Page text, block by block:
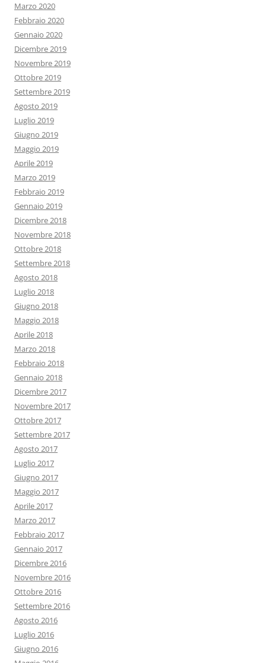
Marzo 2020
Febbraio 2020
Gennaio 2020
Dicembre 2019
Novembre 2019
Ottobre 2019
Settembre 2019
Agosto 2019
Luglio 2019
Giugno 2019
Maggio 2019
Aprile 2019
Marzo 2019
Febbraio 2019
Gennaio 2019
Dicembre 2018
Novembre 2018
Ottobre 2018
Settembre 2018
Agosto 2018
Luglio 2018
Giugno 2018
Maggio 2018
Aprile 2018
Marzo 2018
Febbraio 2018
Gennaio 2018
Dicembre 2017
Novembre 2017
Ottobre 2017
Settembre 2017
Agosto 2017
Luglio 2017
Giugno 2017
Maggio 2017
Aprile 2017
Marzo 2017
Febbraio 2017
Gennaio 2017
Dicembre 2016
Novembre 2016
Ottobre 2016
Settembre 2016
Agosto 2016
Luglio 2016
Giugno 2016